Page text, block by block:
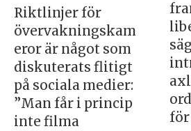
Riktlinjer för
övervakningskam
eror är något som
diskuterats flitigt
på sociala medier:
”Man får i princip
inte filma
för